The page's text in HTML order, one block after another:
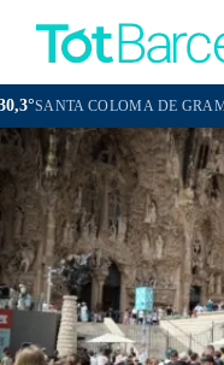
COLOMA DE GRAMENET